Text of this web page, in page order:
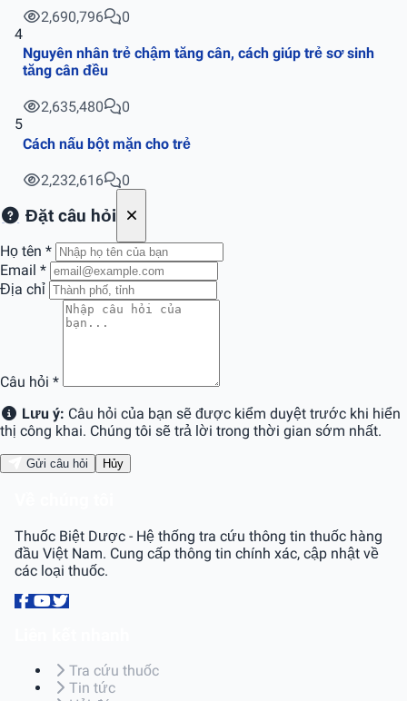
2,690,796
0
4
Nguyên nhân trẻ chậm tăng cân, cách giúp trẻ sơ sinh
tăng cân đều
2,635,480
0
5
Cách nấu bột mặn cho trẻ
2,232,616 0
Đặt câu hỏi
Họ tên *
Email *
Địa chỉ
Câu hỏi *
Lưu ý: Câu hỏi của bạn sẽ được kiểm duyệt trước khi hiển
thị công khai. Chúng tôi sẽ trả lời trong thời gian sớm nhất.
Gửi câu hỏi Hủy
Thuốc Biệt Dược - Hệ thống tra cứu thông tin thuốc hàng
đầu Việt Nam. Cung cấp thông tin chính xác, cập nhật về
các loại thuốc.
Tra cứu thuốc
Tin tức